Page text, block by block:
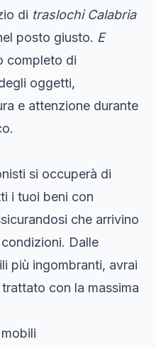
di traslochi Calabria
posto giusto. E
completo di
oggetti,
e attenzione durante
si occuperà di
i tuoi beni con
che arrivino
Dalle
più ingombranti, avrai
con la massima